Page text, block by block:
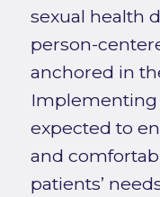
sexual health
person-
anchored in
Implementing
expected to
and
patients’